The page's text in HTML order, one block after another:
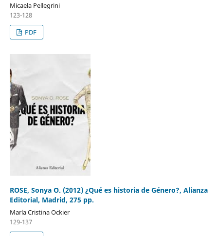
Micaela Pellegrini
123-128
PDF
ROSE, Sonya O. (2012) ¿Qué es historia de Género?, Alianza
Editorial, Madrid, 275 pp.
María Cristina Ockier
129-137